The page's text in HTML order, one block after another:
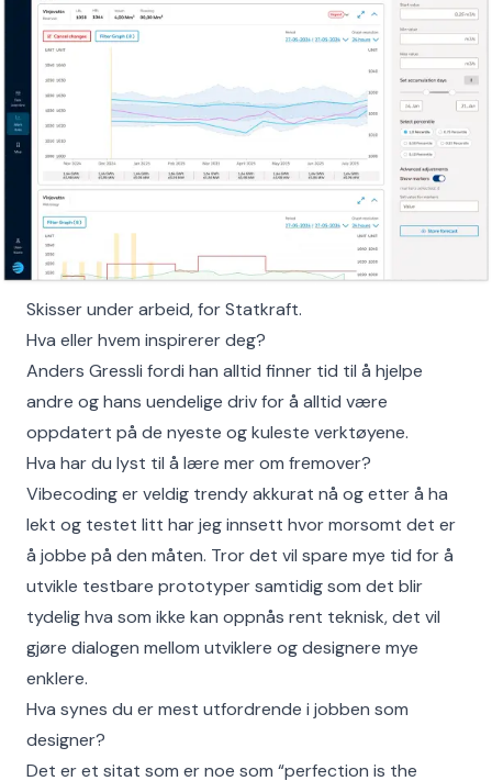
Skisser under arbeid, for Statkraft.
Hva eller hvem inspirerer deg?
Anders Gressli fordi han alltid finner tid til å hjelpe
andre og hans uendelige driv for å alltid være
oppdatert på de nyeste og kuleste verktøyene.
Hva har du lyst til å lære mer om fremover?
Vibecoding er veldig trendy akkurat nå og etter å ha
lekt og testet litt har jeg innsett hvor morsomt det er
å jobbe på den måten. Tror det vil spare mye tid for å
utvikle testbare prototyper samtidig som det blir
tydelig hva som ikke kan oppnås rent teknisk, det vil
gjøre dialogen mellom utviklere og designere mye
enklere.
Hva synes du er mest utfordrende i jobben som
designer?
Det er et sitat som er noe som “perfection is the